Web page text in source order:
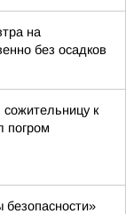
на
без осадков
к
погром